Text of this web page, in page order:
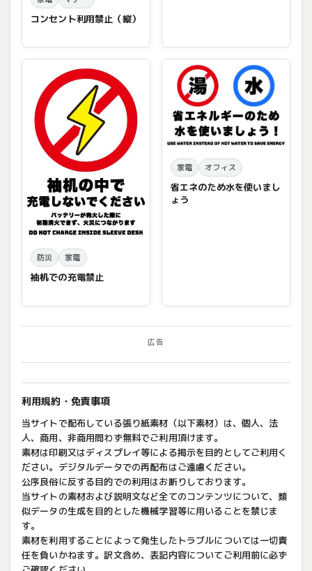
コンセント利用禁止（縦）
防災 家電
袖机での充電禁止
家電 オフィス
省エネのため水を使いまし
ょう
広告
利用規約・免責事項
当サイトで配布している張り紙素材（以下素材）は、個人、法
人、商用、非商用問わず無料でご利用頂けます。
素材は印刷又はディスプレイ等による掲示を目的としてご利用く
ださい。デジタルデータでの再配布はご遠慮ください。
公序良俗に反する目的での利用はお断りしております。
当サイトの素材および説明文など全てのコンテンツについて、類
似データの生成を目的とした機械学習等に用いることを禁じま
す。
素材を利用することによって発生したトラブルについては一切責
任を負いかねます。訳文含め、表記内容についてご利用前に必ず